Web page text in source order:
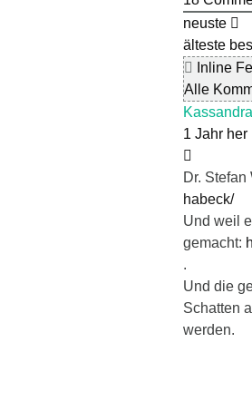
neuste
älteste
Inline
Alle
Kassandra
1 Jahr her
Dr. Stefan
habeck/
Und weil
gemacht:
.
Und die
Schatten
werden.